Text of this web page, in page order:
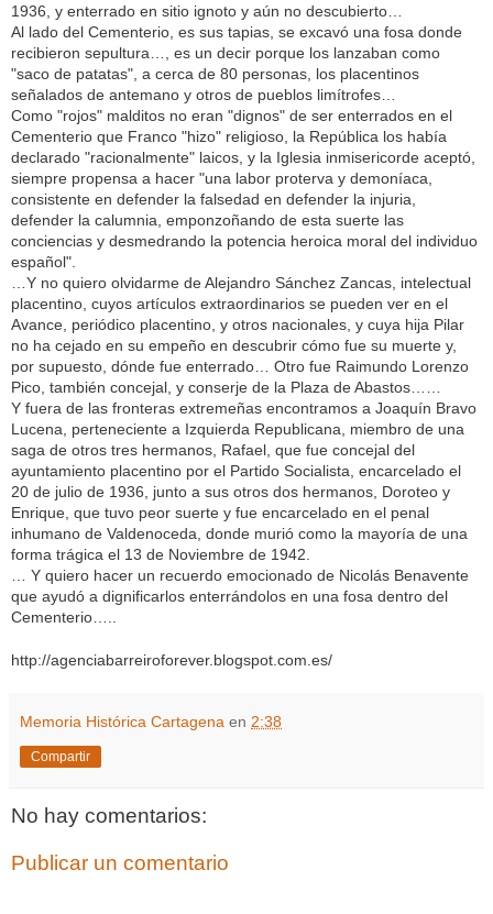
1936, y enterrado en sitio ignoto y aún no descubierto…
Al lado del Cementerio, es sus tapias, se excavó una fosa donde
recibieron sepultura…, es un decir porque los lanzaban como
"saco de patatas", a cerca de 80 personas, los placentinos
señalados de antemano y otros de pueblos limítrofes…
Como "rojos" malditos no eran "dignos" de ser enterrados en el
Cementerio que Franco "hizo" religioso, la República los había
declarado "racionalmente" laicos, y la Iglesia inmisericorde aceptó,
siempre propensa a hacer "una labor proterva y demoníaca,
consistente en defender la falsedad en defender la injuria,
defender la calumnia, emponzoñando de esta suerte las
conciencias y desmedrando la potencia heroica moral del individuo
español".
…Y no quiero olvidarme de Alejandro Sánchez Zancas, intelectual
placentino, cuyos artículos extraordinarios se pueden ver en el
Avance, periódico placentino, y otros nacionales, y cuya hija Pilar
no ha cejado en su empeño en descubrir cómo fue su muerte y,
por supuesto, dónde fue enterrado… Otro fue Raimundo Lorenzo
Pico, también concejal, y conserje de la Plaza de Abastos……
Y fuera de las fronteras extremeñas encontramos a Joaquín Bravo
Lucena, perteneciente a Izquierda Republicana, miembro de una
saga de otros tres hermanos, Rafael, que fue concejal del
ayuntamiento placentino por el Partido Socialista, encarcelado el
20 de julio de 1936, junto a sus otros dos hermanos, Doroteo y
Enrique, que tuvo peor suerte y fue encarcelado en el penal
inhumano de Valdenoceda, donde murió como la mayoría de una
forma trágica el 13 de Noviembre de 1942.
… Y quiero hacer un recuerdo emocionado de Nicolás Benavente
que ayudó a dignificarlos enterrándolos en una fosa dentro del
Cementerio…..
http://agenciabarreiroforever.blogspot.com.es/
Memoria Histórica Cartagena en 2:38
Compartir
No hay comentarios:
Publicar un comentario